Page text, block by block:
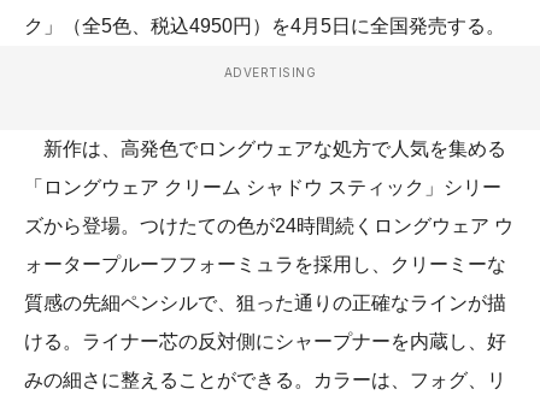
ク」（全5色、税込4950円）を4月5日に全国発売する。
ADVERTISING
新作は、高発色でロングウェアな処方で人気を集める
「ロングウェア クリーム シャドウ スティック」シリー
ズから登場。つけたての色が24時間続くロングウェア ウ
ォータープルーフフォーミュラを採用し、クリーミーな
質感の先細ペンシルで、狙った通りの正確なラインが描
ける。ライナー芯の反対側にシャープナーを内蔵し、好
みの細さに整えることができる。カラーは、フォグ、リ